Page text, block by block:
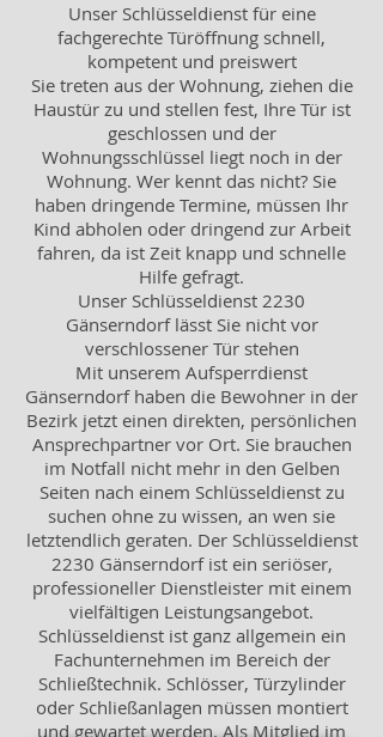
Unser Schlüsseldienst für eine
fachgerechte Türöffnung schnell,
kompetent und preiswert
Sie treten aus der Wohnung, ziehen die
Haustür zu und stellen fest, Ihre Türist
geschlossen und der
Wohnungsschlüssel liegt noch in der
Wohnung. Wer kennt das nicht? Sie
haben dringende Termine, müssen Ihr
Kind abholen oder dringend zur Arbeit
fahren, da ist Zeit knapp und schnelle
Hilfe gefragt.
Unser Schlüsseldienst 2230
Gänserndorf lässt Sie nicht vor
verschlossener Tür stehen
Mit unserem Aufsperrdienst
Gänserndorf haben die Bewohner in der
Bezirk jetzt einen direkten, persönlichen
Ansprechpartner vor Ort. Sie brauchen
im Notfall nicht mehr in den Gelben
Seiten nach einem Schlüsseldienst zu
suchen ohne zu wissen, an wen sie
letztendlich geraten. Der Schlüsseldienst
2230 Gänserndorf ist ein seriöser,
professioneller Dienstleister mit einem
vielfältigen Leistungsangebot.
Schlüsseldienst ist ganz allgemein ein
Fachunternehmen im Bereich der
Schließtechnik. Schlösser, Türzylinder
oder Schließanlagen müssen montiert
und gewartet werden. Als Mitglied im